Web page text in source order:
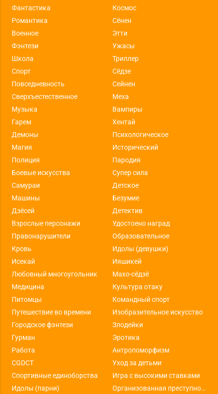
Фантастика
Космос
Романтика
Сёнен
Военное
Этти
Фэнтези
Ужасы
Школа
Триллер
Спорт
Сёдзе
Повседневность
Сейнен
Сверхъестественное
Меха
Музыка
Вампиры
Гарем
Хентай
Демоны
Психологическое
Магия
Исторический
Полиция
Пародия
Боевые искусства
Супер сила
Самураи
Детское
Машины
Безумие
Дзёсей
Детектив
Взрослые персонажи
Удостоено наград
Правонарушители
Образовательное
Кровь
Идолы (девушки)
Исекай
Ияшикей
Любовный многоугольник
Махо-сёдзё
Медицина
Культура отаку
Питомцы
Командный спорт
Путешествие во времени
Изобразительное искусство
Городское фэнтези
Злодейки
Гурман
Эротика
Работа
Антропоморфизм
CGDCT
Уход за детьми
Спортивные единоборства
Игра с высокими ставками
Идолы (парни)
Организованная преступность